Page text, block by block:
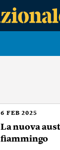
6 FEB 2025
La nuova
fiammingo